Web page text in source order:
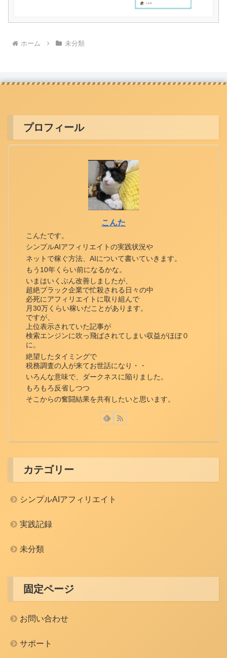
ホーム 未分類
プロフィール
こんた
こんたです。
シンプルAIアフィリエイトの実践状況や
ネットで稼ぐ方法、AIについて書いていきます。
もう10年くらい前になるかな。
いまはいくぶん改善しましたが、
超絶ブラック企業で忙殺される日々の中
必死にアフィリエイトに取り組んで
月30万くらい稼いだことがあります。
ですが、
上位表示されていた記事が
検索エンジンに吹っ飛ばされてしまい収益がほぼ０
に。
絶望したタイミングで
税務調査の人が来てお世話になり・・
いろんな意味で、ダークネスに陥りました。
もろもろ反省しつつ
そこからの奮闘結果を共有したいと思います。
カテゴリー
シンプルAIアフィリエイト
実践記録
未分類
固定ページ
お問い合わせ
サポート